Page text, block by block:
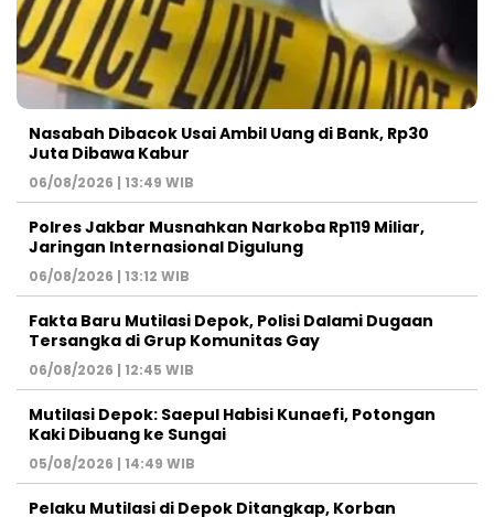
Nasabah Dibacok Usai Ambil Uang di Bank, Rp30
Juta Dibawa Kabur
06/08/2026 | 13:49 WIB
Polres Jakbar Musnahkan Narkoba Rp119 Miliar,
Jaringan Internasional Digulung
06/08/2026 | 13:12 WIB
Fakta Baru Mutilasi Depok, Polisi Dalami Dugaan
Tersangka di Grup Komunitas Gay
06/08/2026 | 12:45 WIB
Mutilasi Depok: Saepul Habisi Kunaefi, Potongan
Kaki Dibuang ke Sungai
05/08/2026 | 14:49 WIB
Pelaku Mutilasi di Depok Ditangkap, Korban